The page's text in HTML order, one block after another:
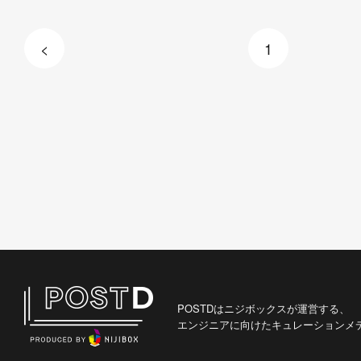
< 1
POSTDはニジボックスが運営する、
エンジニアに向けたキュレーションメ